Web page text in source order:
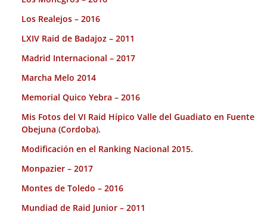
Los Realejos – 2016
LXIV Raid de Badajoz – 2011
Madrid Internacional – 2017
Marcha Melo 2014
Memorial Quico Yebra – 2016
Mis Fotos del VI Raid Hípico Valle del Guadiato en Fuente
Obejuna (Cordoba).
Modificación en el Ranking Nacional 2015.
Monpazier – 2017
Montes de Toledo – 2016
Mundiad de Raid Junior – 2011